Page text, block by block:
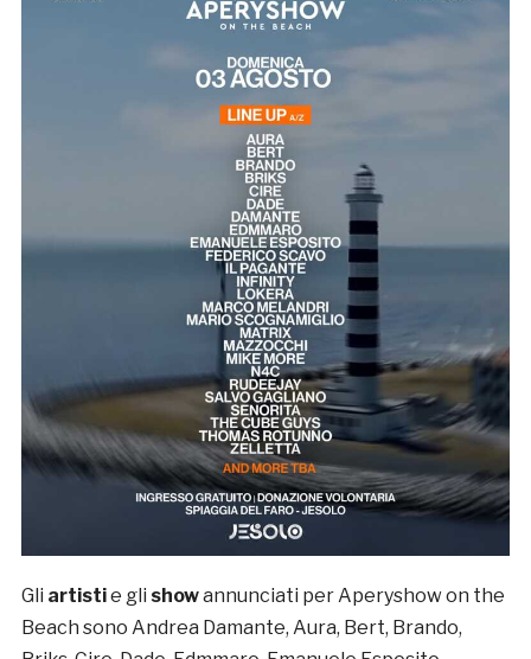
Gli artistie gli showannunciati per Aperyshow on the
Beach sono Andrea Damante, Aura, Bert, Brando,